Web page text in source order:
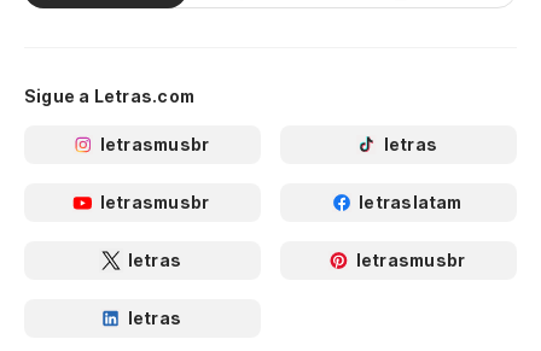
Sigue a Letras.com
letrasmusbr letras
letrasmusbr letraslatam
letras letrasmusbr
letras